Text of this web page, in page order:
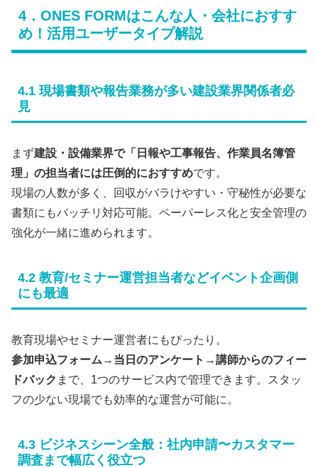
4．ONES FORMはこんな人・会社におすす
め！活用ユーザータイプ解説
4.1 現場書類や報告業務が多い建設業界関係者必
見
まず建設・設備業界で「日報や工事報告、作業員名簿管
理」の担当者には圧倒的におすすめです。
現場の人数が多く、回収がバラけやすい・守秘性が必要な
書類にもバッチリ対応可能。ペーパーレス化と安全管理の
強化が一緒に進められます。
4.2 教育/セミナー運営担当者などイベント企画側
にも最適
教育現場やセミナー運営者にもぴったり。
参加申込フォーム→当日のアンケート→講師からのフィー
ドバック まで、1つのサービス内で管理できます。スタッ
フの少ない現場でも効率的な運営が可能に。
4.3 ビジネスシーン全般：社内申請〜カスタマー
調査まで幅広く役立つ